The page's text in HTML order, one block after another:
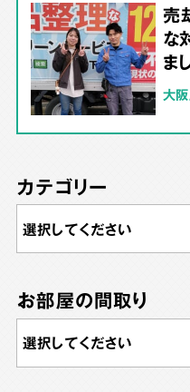
売
な
ま
大
カテゴリー
お部屋の間取り